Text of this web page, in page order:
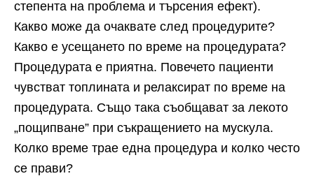
степента на проблема и търсения ефект).
Какво може да очаквате след процедурите?
Какво е усещането по време на процедурата?
Процедурата е приятна. Повечето пациенти
чувстват топлината и релаксират по време на
процедурата. Също така съобщават за лекото
„пощипване” при съкращението на мускула.
Колко време трае една процедура и колко често
се прави?